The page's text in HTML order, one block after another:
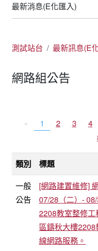
最新消息(E化匯入)
測試站台 最新訊息(E
網路組公告
« 1 2 3 4
類別 標題
一般
公告
[網路建置維修]
07/28（二）-
2208教室整修
區鑄秋大樓
線網路服務。